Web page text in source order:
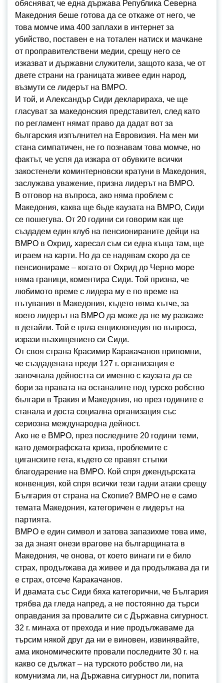
обясняват, че една държава Република Северна
Македония беше готова да се откаже от него, че
това момче има 400 заплахи в интернет за
убийство, поставен е на тотален натиск и мачкане
от проправителствени медии, срещу него се
изказват и държавни служители, защото каза, че от
двете страни на границата живее един народ,
възмути се лидерът на ВМРО.
И той, и Александър Сиди декларираха, че ще
гласуват за македонския представител, след като
по регламент нямат право да дадат вот за
българския изпълнител на Евровизия. На мен ми
стана симпатичен, не го познавам това момче, но
фактът, че успя да изкара от обувките всички
закостенели коминтерновски кратуни в Македония,
заслужава уважение, призна лидерът на ВМРО.
В отговор на въпроса, ако няма проблем с
Македония, каква ще бъде каузата на ВМРО, Сиди
се пошегува. От 20 години си говорим как ще
създадем един клуб на пенсионираните дейци на
ВМРО в Охрид, харесал съм си една къща там, ще
играем на карти. Но да се надявам скоро да се
пенсионираме – когато от Охрид до Черно море
няма граници, коментира Сиди. Той призна, че
любимото време с лидера му е по време на
пътувания в Македония, където няма кътче, за
което лидерът на ВМРО да може да не му разкаже
в детайли. Той е цяла енциклопедия по въпроса,
изрази възхищението си Сиди.
От своя страна Красимир Каракачанов припомни,
че създадената преди 127 г. организация е
започнала дейността си именно с каузата да се
бори за правата на останалите под турско робство
българи в Тракия и Македония, но през годините е
станала и доста социална организация със
сериозна международна дейност.
Ако не е ВМРО, през последните 20 години теми,
като демографската криза, проблемите с
циганските гета, където се правят стъпки
благодарение на ВМРО. Кой спря джендърската
конвенция, кой спря всички тези гадни атаки срещу
България от страна на Скопие? ВМРО не е само
темата Македония, категоричен е лидерът на
партията.
ВМРО е един символ и затова запазихме това име,
за да знаят онези врагове на българщината в
Македония, че онова, от което винаги ги е било
страх, продължава да живее и да продължава да ги
е страх, отсече Каракачанов.
И двамата със Сиди бяха категорични, че България
трябва да гледа напред, а не постоянно да търси
оправдания за провалите си с Държавна сигурност.
32 г. минаха от прехода и ние продължаваме да
търсим някой друг да ни е виновен, извинявайте,
ама икономическите провали последните 30 г. на
какво се дължат – на турското робство ли, на
комунизма ли, на Държавна сигурност ли, попита